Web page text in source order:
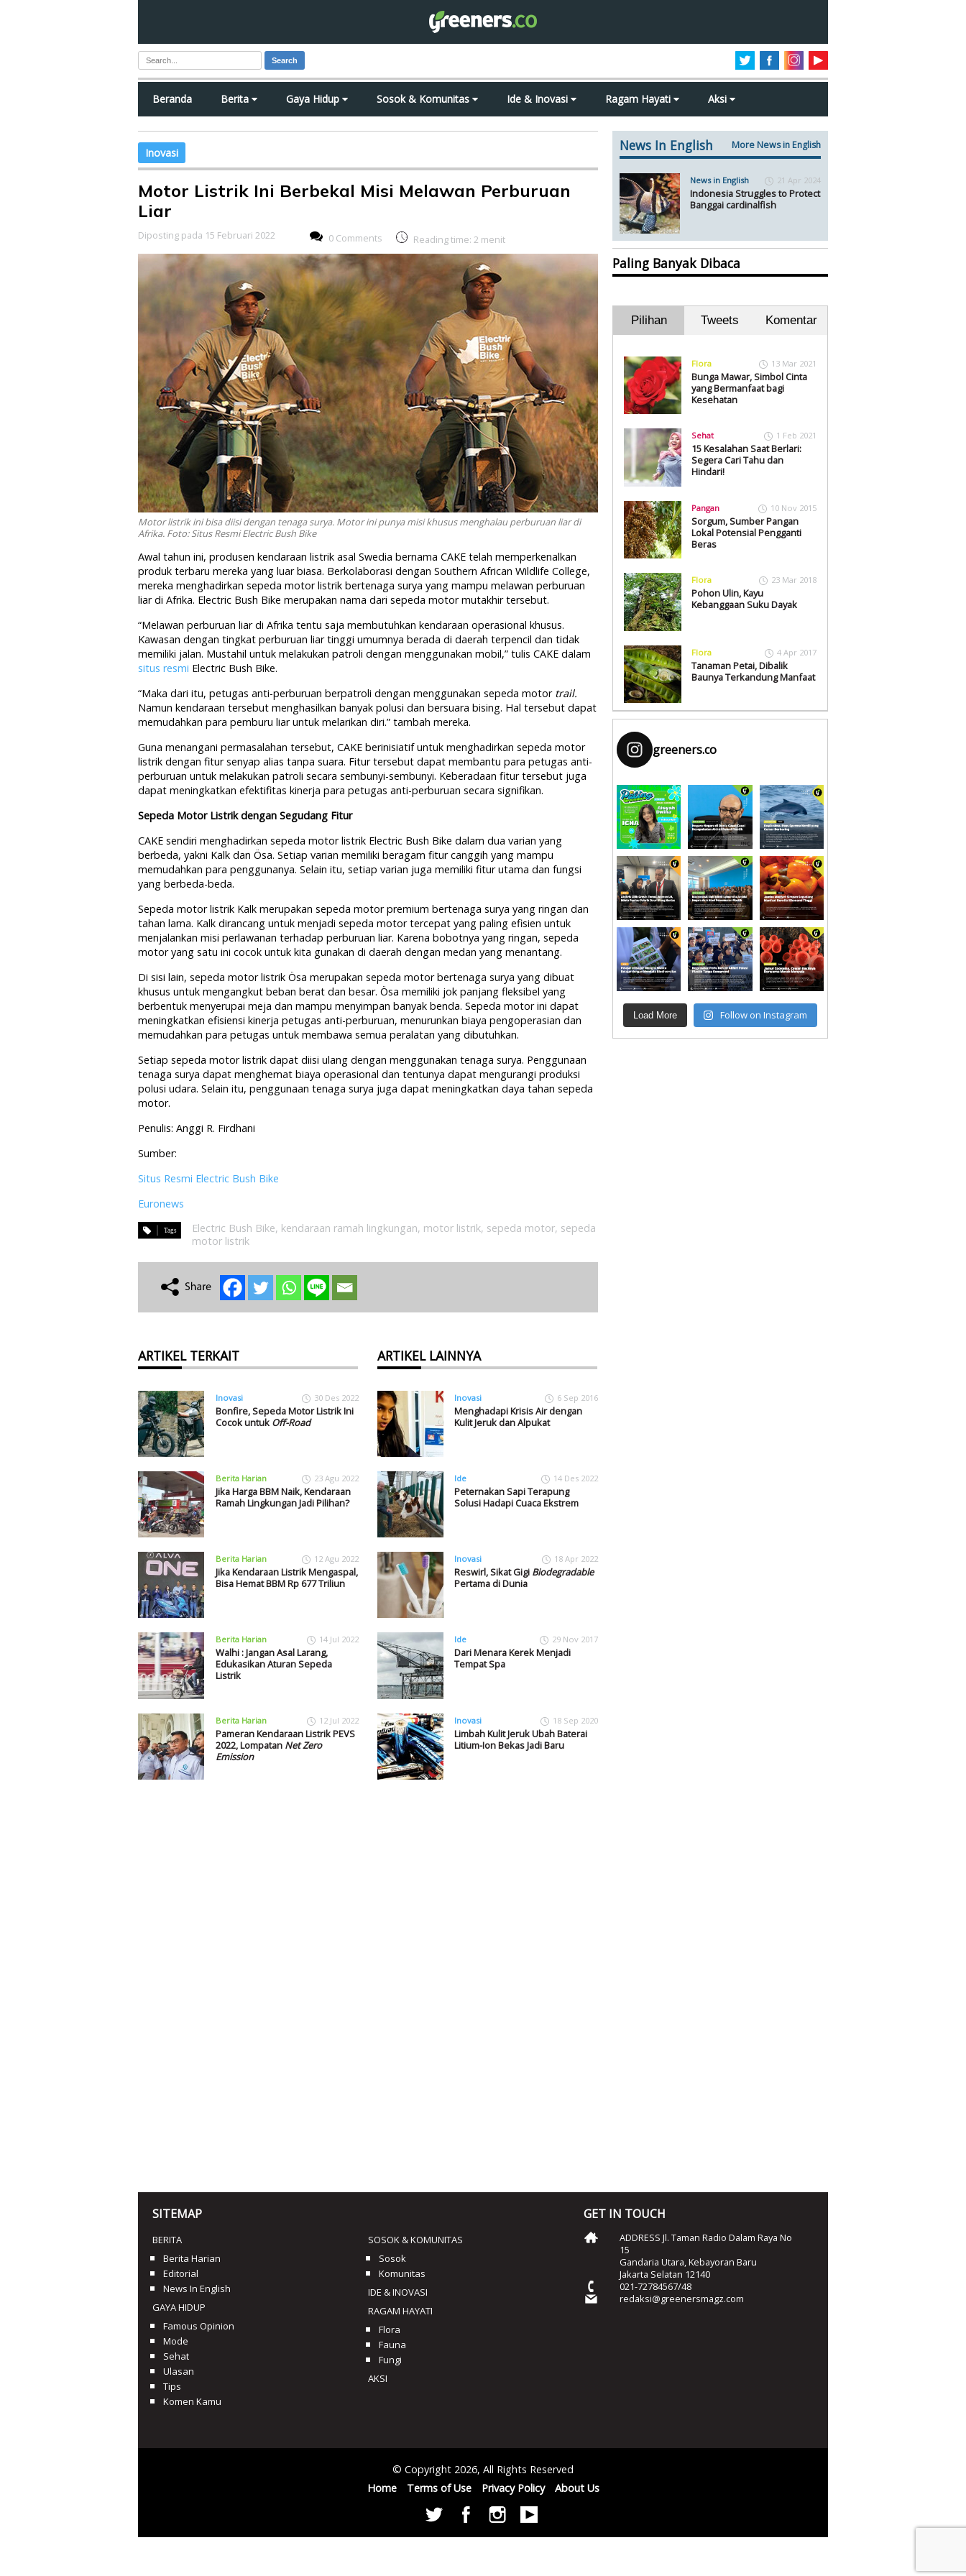
Search
Beranda Berita Gaya Hidup Sosok & Komunitas Ide & Inovasi Ragam Hayati Aksi
Inovasi
Motor Listrik Ini Berbekal Misi Melawan Perburuan
Liar
Diposting pada 15 Februari 2022 0 Comments Reading time: 2 menit
Motor listrik ini bisa diisi dengan tenaga surya. Motor ini punya misi khusus menghalau perburuan liar di
Afrika. Foto: Situs Resmi Electric Bush Bike
Awal tahun ini, produsen kendaraan listrik asal Swedia bernama CAKE telah memperkenalkan
produk terbaru mereka yang luar biasa. Berkolaborasi dengan Southern African Wildlife College,
mereka menghadirkan sepeda motor listrik bertenaga surya yang mampu melawan perburuan
liar di Afrika. Electric Bush Bike merupakan nama dari sepeda motor mutakhir tersebut.
“Melawan perburuan liar di Afrika tentu saja membutuhkan kendaraan operasional khusus.
Kawasan dengan tingkat perburuan liar tinggi umumnya berada di daerah terpencil dan tidak
memiliki jalan. Mustahil untuk melakukan patroli dengan menggunakan mobil,” tulis CAKE dalam
situs resmi Electric Bush Bike.
“Maka dari itu, petugas anti-perburuan berpatroli dengan menggunakan sepeda motor trail.
Namun kendaraan tersebut menghasilkan banyak polusi dan bersuara bising. Hal tersebut dapat
memudahkan para pemburu liar untuk melarikan diri.” tambah mereka.
Guna menangani permasalahan tersebut, CAKE berinisiatif untuk menghadirkan sepeda motor
listrik dengan fitur senyap alias tanpa suara. Fitur tersebut dapat membantu para petugas anti-
perburuan untuk melakukan patroli secara sembunyi-sembunyi. Keberadaan fitur tersebut juga
dapat meningkatkan efektifitas kinerja para petugas anti-perburuan secara signifikan.
Sepeda Motor Listrik dengan Segudang Fitur
CAKE sendiri menghadirkan sepeda motor listrik Electric Bush Bike dalam dua varian yang
berbeda, yakni Kalk dan Ösa. Setiap varian memiliki beragam fitur canggih yang mampu
memudahkan para penggunanya. Selain itu, setiap varian juga memiliki fitur utama dan fungsi
yang berbeda-beda.
Sepeda motor listrik Kalk merupakan sepeda motor premium bertenaga surya yang ringan dan
tahan lama. Kalk dirancang untuk menjadi sepeda motor tercepat yang paling efisien untuk
menjalankan misi perlawanan terhadap perburuan liar. Karena bobotnya yang ringan, sepeda
motor yang satu ini cocok untuk kita gunakan di daerah dengan medan yang menantang.
Di sisi lain, sepeda motor listrik Ösa merupakan sepeda motor bertenaga surya yang dibuat
khusus untuk mengangkut beban berat dan besar. Ösa memiliki jok panjang fleksibel yang
berbentuk menyerupai meja dan mampu menyimpan banyak benda. Sepeda motor ini dapat
meningkatkan efisiensi kinerja petugas anti-perburuan, menurunkan biaya pengoperasian dan
memudahkan para petugas untuk membawa semua peralatan yang dibutuhkan.
Setiap sepeda motor listrik dapat diisi ulang dengan menggunakan tenaga surya. Penggunaan
tenaga surya dapat menghemat biaya operasional dan tentunya dapat mengurangi produksi
polusi udara. Selain itu, penggunaan tenaga surya juga dapat meningkatkan daya tahan sepeda
motor.
Penulis: Anggi R. Firdhani
Sumber:
Situs Resmi Electric Bush Bike
Euronews
Electric Bush Bike, kendaraan ramah lingkungan, motor listrik, sepeda motor, sepeda
motor listrik
ARTIKEL TERKAIT
Inovasi 30 Des 2022
Bonfire, Sepeda Motor Listrik Ini
Cocok untuk Off-Road
Berita Harian 23 Agu 2022
Jika Harga BBM Naik, Kendaraan
Ramah Lingkungan Jadi Pilihan?
Berita Harian 12 Agu 2022
Jika Kendaraan Listrik Mengaspal,
Bisa Hemat BBM Rp 677 Triliun
Berita Harian 14 Jul 2022
Walhi : Jangan Asal Larang,
Edukasikan Aturan Sepeda
Listrik
Berita Harian 12 Jul 2022
Pameran Kendaraan Listrik PEVS
2022, Lompatan Net Zero
Emission
ARTIKEL LAINNYA
Inovasi 6 Sep 2016
Menghadapi Krisis Air dengan
Kulit Jeruk dan Alpukat
Ide 14 Des 2022
Peternakan Sapi Terapung
Solusi Hadapi Cuaca Ekstrem
Inovasi 18 Apr 2022
Reswirl, Sikat Gigi Biodegradable
Pertama di Dunia
Ide 29 Nov 2017
Dari Menara Kerek Menjadi
Tempat Spa
Inovasi 18 Sep 2020
Limbah Kulit Jeruk Ubah Baterai
Litium-Ion Bekas Jadi Baru
News In English More News in English
News in English 21 Apr 2024
Indonesia Struggles to Protect
Banggai cardinalfish
Paling Banyak Dibaca
Pilihan Tweets Komentar
Flora 13 Mar 2021
Bunga Mawar, Simbol Cinta
yang Bermanfaat bagi
Kesehatan
Sehat 1 Feb 2021
15 Kesalahan Saat Berlari:
Segera Cari Tahu dan
Hindari!
Pangan 10 Nov 2015
Sorgum, Sumber Pangan
Lokal Potensial Pengganti
Beras
Flora 23 Mar 2018
Pohon Ulin, Kayu
Kebanggaan Suku Dayak
Flora 4 Apr 2017
Tanaman Petai, Dibalik
Baunya Terkandung Manfaat
greeners.co
Load More Follow on Instagram
SITEMAP
BERITA
Berita Harian
Editorial
News In English
GAYA HIDUP
Famous Opinion
Mode
Sehat
Ulasan
Tips
Komen Kamu
SOSOK & KOMUNITAS
Sosok
Komunitas
IDE & INOVASI
RAGAM HAYATI
Flora
Fauna
Fungi
AKSI
GET IN TOUCH
ADDRESS Jl. Taman Radio Dalam Raya No
15
Gandaria Utara, Kebayoran Baru
Jakarta Selatan 12140
021-72784567/48
redaksi@greenersmagz.com
© Copyright 2026, All Rights Reserved
Home
Terms of Use Privacy Policy About Us